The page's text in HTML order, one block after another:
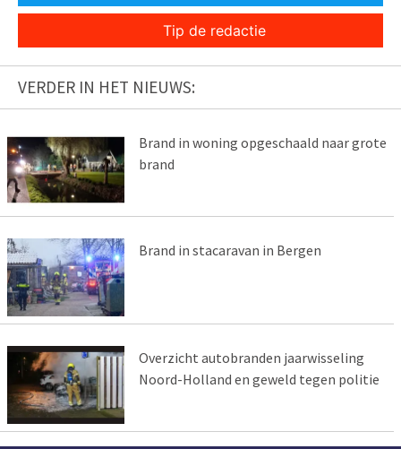
Tip de redactie
VERDER IN HET NIEUWS:
Brand in woning opgeschaald naar grote
brand
Brand in stacaravan in Bergen
Overzicht autobranden jaarwisseling
Noord-Holland en geweld tegen politie